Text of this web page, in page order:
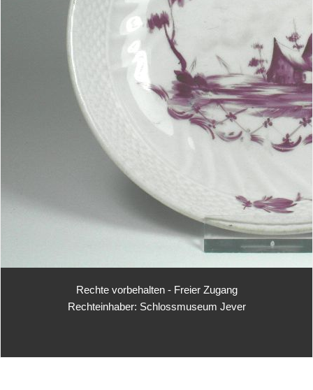
Rechte vorbehalten - Freier Zugang
Rechteinhaber: Schlossmuseum Jever